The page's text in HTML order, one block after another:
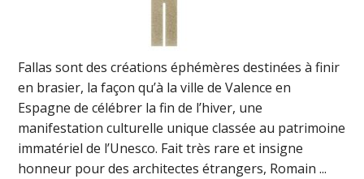
Fallas sont des créations éphémères destinées à finir
en brasier, la façon qu’à la ville de Valence en
Espagne de célébrer la fin de l’hiver, une
manifestation culturelle unique classée au patrimoine
immatériel de l’Unesco. Fait très rare et insigne
honneur pour des architectes étrangers, Romain ...